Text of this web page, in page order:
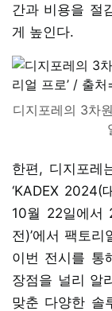
간과 비용을 절
게 높인다.
디지포레의 3차
한편, 디지포레
‘KADEX 2024(
10월 22일에서
전)’에서 팩토
이번 전시를 통
장점을 널리 알
맞춘 다양한 솔